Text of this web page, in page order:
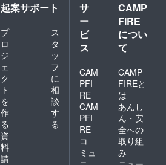
起案サポート
プ
ロ
ジ
ェ
ク
ト
を
作
る
ス
タ
ッ
フ
に
相
談
す
る
資
料
請
サ
ー
ビ
ス
CAM
PFI
RE
CAM
PFI
RE
コ
ミュ
CAMP
FIRE
につい
て
CAMP
FIREと
は
あんし
ん・安
全への
取り組
み